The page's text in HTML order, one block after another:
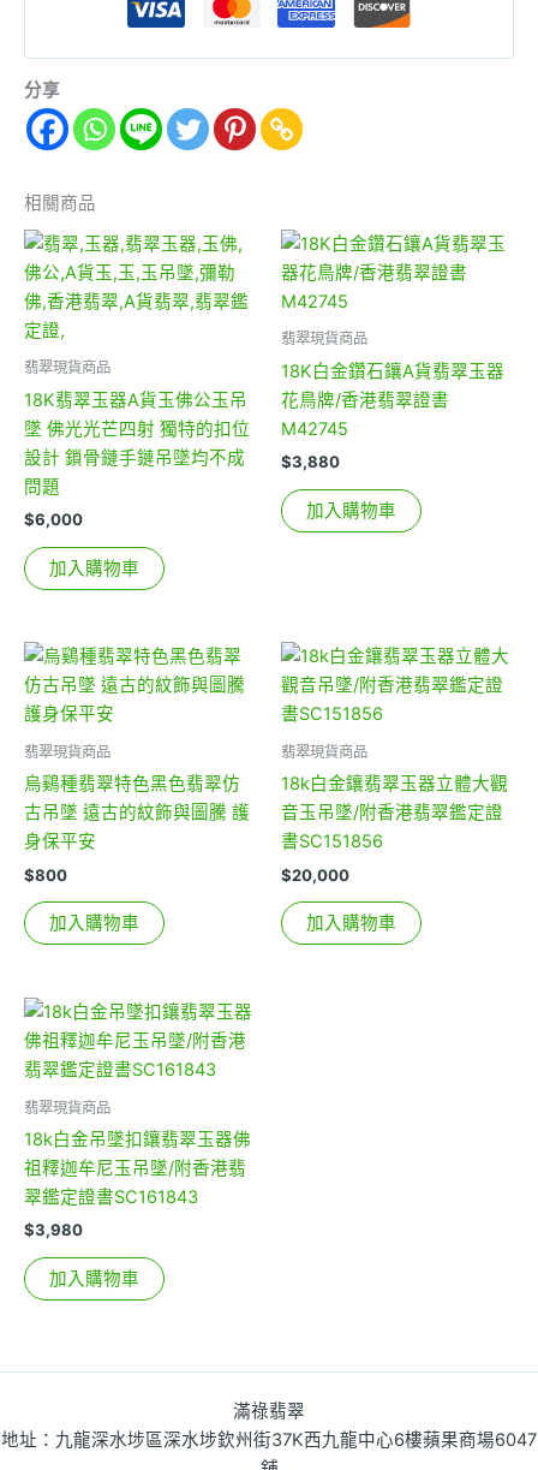
分享
相關商品
翡翠現貨商品
18K翡翠玉器A貨玉佛公玉吊
墜 佛光光芒四射 獨特的扣位
設計 鎖骨鏈手鏈吊墜均不成
問題
$6,000
加入購物車
翡翠現貨商品
18K白金鑽石鑲A貨翡翠玉器
花鳥牌/香港翡翠證書
M42745
$3,880
加入購物車
翡翠現貨商品
烏鷄種翡翠特色黑色翡翠仿
古吊墜 遠古的紋飾與圖騰 護
身保平安
$800
加入購物車
翡翠現貨商品
18k白金鑲翡翠玉器立體大觀
音玉吊墜/附香港翡翠鑑定證
書SC151856
$20,000
加入購物車
翡翠現貨商品
18k白金吊墜扣鑲翡翠玉器佛
祖釋迦牟尼玉吊墜/附香港翡
翠鑑定證書SC161843
$3,980
加入購物車
滿祿翡翠
地址：九龍深水埗區深水埗欽州街37K西九龍中心6樓蘋果商場6047